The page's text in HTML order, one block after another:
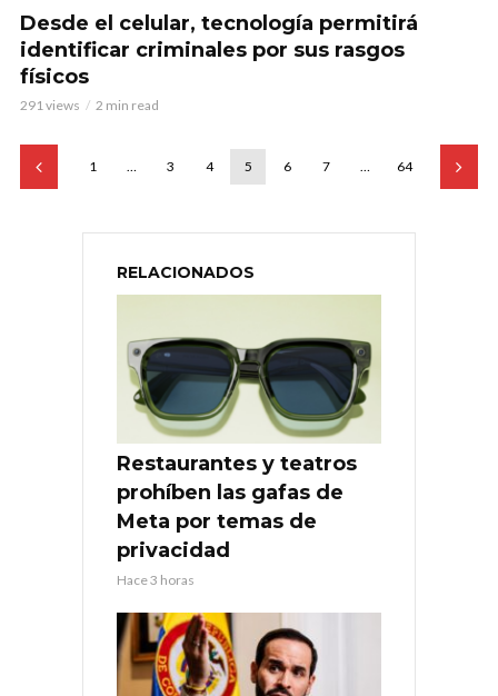
Desde el celular, tecnología permitirá
identificar criminales por sus rasgos
físicos
291 views 2 min read
1 … 3 4 5 6 7 … 64
RELACIONADOS
Restaurantes y teatros
prohíben las gafas de
Meta por temas de
privacidad
Hace 3 horas